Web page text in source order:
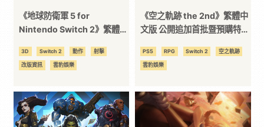
｜
動
漫
二
《地球防衛軍 5 for
Nintendo Switch 2》繁體中
日發售︕《地球防衛軍 6 for
Nintendo Switch 2》亦預計
3D Switch 2 動作 射擊
改版資訊 雲豹娛樂
《空之軌跡 the 2nd》繁體中
文版 公開追加首批暨預購特典
相關情報
PS5 RPG Switch 2 空之軌跡
雲豹娛樂